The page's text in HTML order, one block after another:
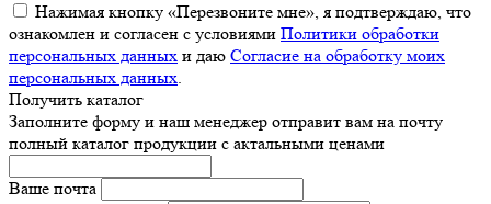
Нажимая кнопку «Перезвоните мне», я подтверждаю, что
ознакомлен и согласен с условиями Политики обработки
персональных данных и даю Согласие на обработку моих
персональных данных.
Получить каталог
Заполните форму и наш менеджер отправит вам на почту
полный каталог продукции с актальными ценами
Ваше почта